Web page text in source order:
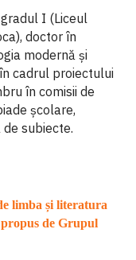
I (Liceul
doctor în
modernă şi
cadrul proiectului
în comisii de
școlare,
subiecte.
limba și literatura
de Grupul